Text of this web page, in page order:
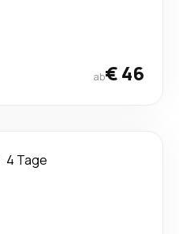
ab€ 46
4 Tage